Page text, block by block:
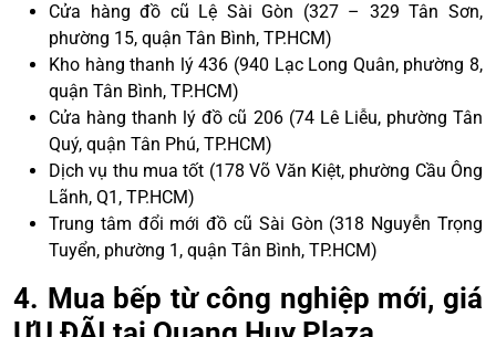
Cửa hàng đồ cũ Lệ Sài Gòn (327 – 329 Tân Sơn,
phường 15, quận Tân Bình, TP.HCM)
Kho hàng thanh lý 436 (940 Lạc Long Quân, phường 8,
quận Tân Bình, TP.HCM)
Cửa hàng thanh lý đồ cũ 206 (74 Lê Liễu, phường Tân
Quý, quận Tân Phú, TP.HCM)
Dịch vụ thu mua tốt (178 Võ Văn Kiệt, phường Cầu Ông
Lãnh, Q1, TP.HCM)
Trung tâm đổi mới đồ cũ Sài Gòn (318 Nguyễn Trọng
Tuyển, phường 1, quận Tân Bình, TP.HCM)
4. Mua bếp từ công nghiệp mới, giá